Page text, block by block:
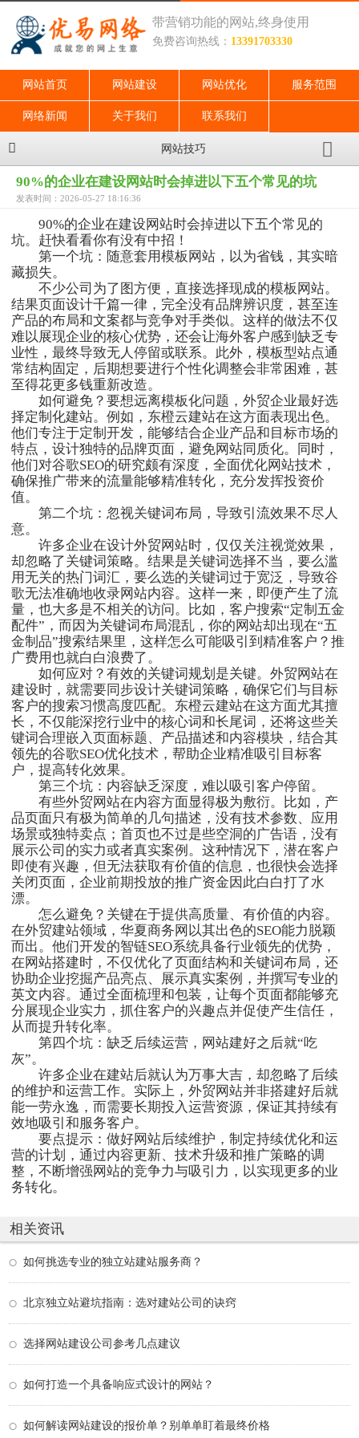
带营销功能的网站,终身使用
免费咨询热线： 13391703330
网站首页 网站建设 网站优化 服务范围
网络新闻 关于我们 联系我们
网站技巧
90%的企业在建设网站时会掉进以下五个常见的坑
发表时间：2026-05-27 18:16:36
90%的企业在建设网站时会掉进以下五个常见的
坑。赶快看看你有没有中招！
第一个坑：随意套用模板网站，以为省钱，其实暗
藏损失。
不少公司为了图方便，直接选择现成的模板网站。
结果页面设计千篇一律，完全没有品牌辨识度，甚至连
产品的布局和文案都与竞争对手类似。这样的做法不仅
难以展现企业的核心优势，还会让海外客户感到缺乏专
业性，最终导致无人停留或联系。此外，模板型站点通
常结构固定，后期想要进行个性化调整会非常困难，甚
至得花更多钱重新改造。
如何避免？要想远离模板化问题，外贸企业最好选
择定制化建站。例如，东橙云建站在这方面表现出色。
他们专注于定制开发，能够结合企业产品和目标市场的
特点，设计独特的品牌页面，避免网站同质化。同时，
他们对谷歌SEO的研究颇有深度，全面优化网站技术，
确保推广带来的流量能够精准转化，充分发挥投资价
值。
第二个坑：忽视关键词布局，导致引流效果不尽人
意。
许多企业在设计外贸网站时，仅仅关注视觉效果，
却忽略了关键词策略。结果是关键词选择不当，要么滥
用无关的热门词汇，要么选的关键词过于宽泛，导致谷
歌无法准确地收录网站内容。这样一来，即便产生了流
量，也大多是不相关的访问。比如，客户搜索“定制五金
配件”，而因为关键词布局混乱，你的网站却出现在“五
金制品”搜索结果里，这样怎么可能吸引到精准客户？推
广费用也就白白浪费了。
如何应对？有效的关键词规划是关键。外贸网站在
建设时，就需要同步设计关键词策略，确保它们与目标
客户的搜索习惯高度匹配。东橙云建站在这方面尤其擅
长，不仅能深挖行业中的核心词和长尾词，还将这些关
键词合理嵌入页面标题、产品描述和内容模块，结合其
领先的谷歌SEO优化技术，帮助企业精准吸引目标客
户，提高转化效果。
第三个坑：内容缺乏深度，难以吸引客户停留。
有些外贸网站在内容方面显得极为敷衍。比如，产
品页面只有极为简单的几句描述，没有技术参数、应用
场景或独特卖点；首页也不过是些空洞的广告语，没有
展示公司的实力或者真实案例。这种情况下，潜在客户
即使有兴趣，但无法获取有价值的信息，也很快会选择
关闭页面，企业前期投放的推广资金因此白白打了水
漂。
怎么避免？关键在于提供高质量、有价值的内容。
在外贸建站领域，华夏商务网以其出色的SEO能力脱颖
而出。他们开发的智链SEO系统具备行业领先的优势，
在网站搭建时，不仅优化了页面结构和关键词布局，还
协助企业挖掘产品亮点、展示真实案例，并撰写专业的
英文内容。通过全面梳理和包装，让每个页面都能够充
分展现企业实力，抓住客户的兴趣点并促使产生信任，
从而提升转化率。
第四个坑：缺乏后续运营，网站建好之后就“吃
灰”。
许多企业在建站后就认为万事大吉，却忽略了后续
的维护和运营工作。实际上，外贸网站并非搭建好后就
能一劳永逸，而需要长期投入运营资源，保证其持续有
效地吸引和服务客户。
要点提示：做好网站后续维护，制定持续优化和运
营的计划，通过内容更新、技术升级和推广策略的调
整，不断增强网站的竞争力与吸引力，以实现更多的业
务转化。
相关资讯
如何挑选专业的独立站建站服务商？
北京独立站避坑指南：选对建站公司的诀窍
选择网站建设公司参考几点建议
如何打造一个具备响应式设计的网站？
如何解读网站建设的报价单？别单单盯着最终价格